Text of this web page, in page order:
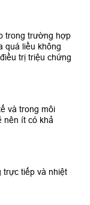
trong trường hợp
quá liều không
trị triệu chứng
và trong môi
nên ít có khả
trực tiếp và nhiệt